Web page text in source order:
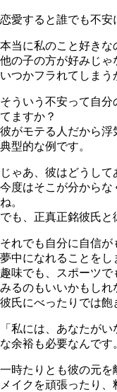
恋愛すると誰でも不安
本当に私のこと好きな
他の子の方が好みじゃ
いつかフラれてしまう
そういう不安って自
てますか？
彼がモテる人だから
典型的な例です。
じゃあ、彼はどうし
今度はそこが分から
ね。
でも、正真正銘彼氏と
それでも自分に自信
夢中になれることをし
趣味でも、スポーツ
みるのもいいかもしれ
彼氏にべったりでは飽
「私には、あなたが
な余裕も必要なんです
一時たりとも彼の元を
メイクを頑張ったり